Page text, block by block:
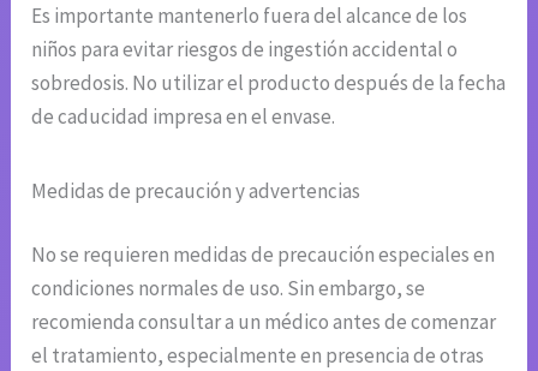
Es importante mantenerlo fuera del alcance de los
niños para evitar riesgos de ingestión accidental o
sobredosis. No utilizar el producto después de la fecha
de caducidad impresa en el envase.
Medidas de precaución y advertencias
No se requieren medidas de precaución especiales en
condiciones normales de uso. Sin embargo, se
recomienda consultar a un médico antes de comenzar
el tratamiento, especialmente en presencia de otras